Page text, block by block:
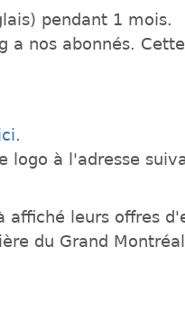
pendant 1 mois.
a nos abonnés.
.
logo à l'adresse
affiché leurs offres
du Grand